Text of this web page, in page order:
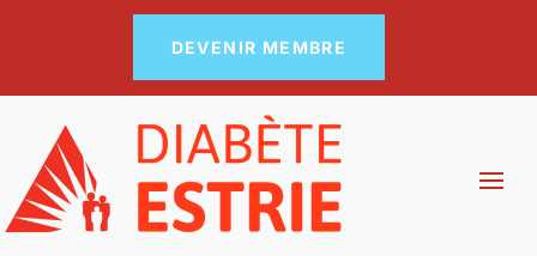
DEVENIR MEMBRE